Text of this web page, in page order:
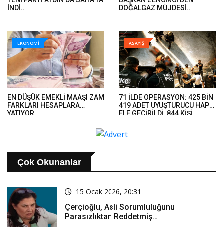
İNDİ..
DOĞALGAZ MÜJDESİ..
EKONOMİ
EN DÜŞÜK EMEKLİ MAAŞI ZAM
FARKLARI HESAPLARA
YATIYOR..
ASAYİŞ
71 İLDE OPERASYON: 425 BİN
419 ADET UYUŞTURUCU HAP
ELE GEÇİRİLDİ, 844 KİŞİ
Çok Okunanlar
15 Ocak 2026, 20:31
Çerçioğlu, Asli Sorumluluğunu
Parasızlıktan Reddetmiş…